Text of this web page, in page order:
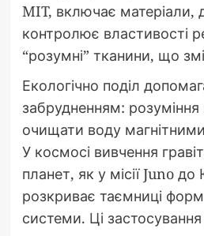
MIT, включає матеріали,
контролює властивості
“розумні” тканини, що
Екологічно поділ
забрудненням: розуміння
очищати воду
У космосі вивчення
планет, як у місії Juno до
розкриває таємниці
системи. Ці